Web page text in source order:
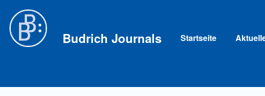
Hauptinhalt
Sidebar
Budrich Journals Startseite